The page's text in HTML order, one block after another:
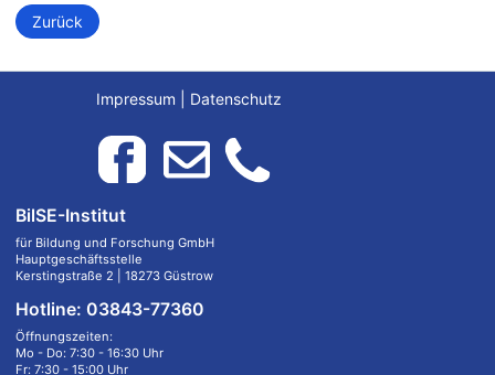
Zurück
Impressum Datenschutz
BilSE-Institut
für Bildung und Forschung GmbH
Hauptgeschäftsstelle
Kerstingstraße 2 | 18273 Güstrow
Hotline: 03843-77360
Öffnungszeiten:
Mo - Do: 7:30 - 16:30 Uhr
Fr: 7:30 - 15:00 Uhr